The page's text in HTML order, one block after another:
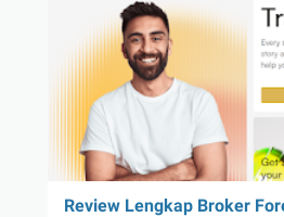
Review Lengkap Broker